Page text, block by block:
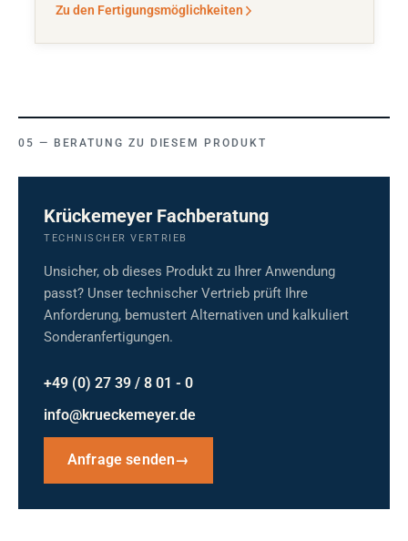
Zu den Fertigungsmöglichkeiten
BERATUNG ZU DIESEM PRODUKT
Krückemeyer Fachberatung
TECHNISCHER VERTRIEB
Unsicher, ob dieses Produkt zu Ihrer Anwendung
passt? Unser technischer Vertrieb prüft Ihre
Anforderung, bemustert Alternativen und kalkuliert
Sonderanfertigungen.
+49 (0) 27 39 / 8 01 - 0
info@krueckemeyer.de
Anfrage senden→